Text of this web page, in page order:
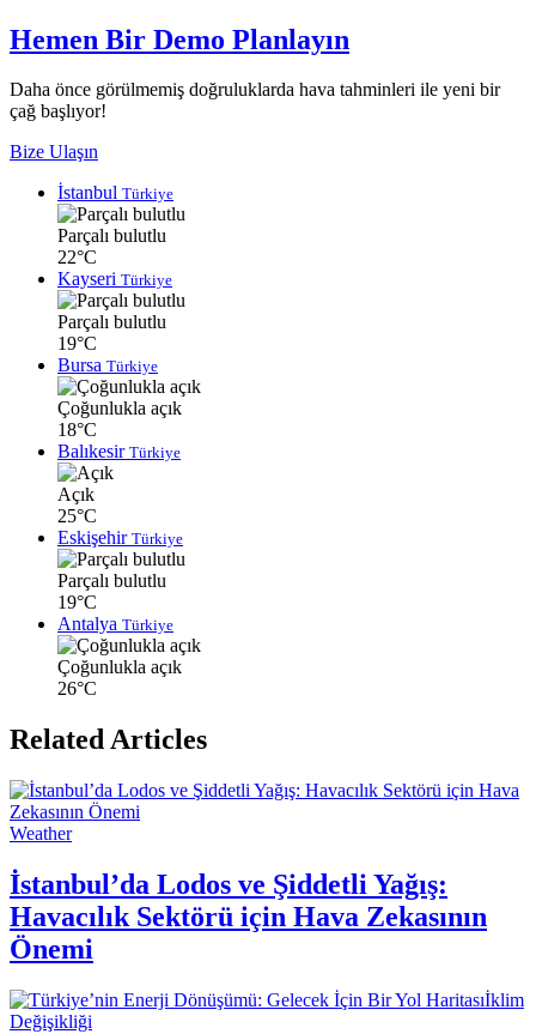
Hemen Bir Demo Planlayın
Daha önce görülmemiş doğruluklarda hava tahminleri ile yeni bir
çağ başlıyor!
Bize Ulaşın
İstanbul Türkiye
Parçalı bulutlu
22°C
Kayseri Türkiye
Parçalı bulutlu
19°C
Bursa Türkiye
Çoğunlukla açık
18°C
Balıkesir Türkiye
Açık
25°C
Eskişehir Türkiye
Parçalı bulutlu
19°C
Antalya Türkiye
Çoğunlukla açık
26°C
Related Articles
Weather
İstanbul’da Lodos ve Şiddetli Yağış:
Havacılık Sektörü için Hava Zekasının
Önemi
İklim
Değişikliği